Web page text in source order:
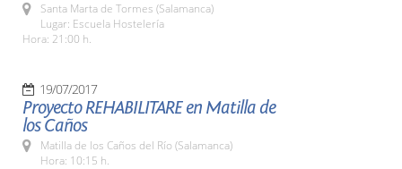
Santa Marta de Tormes (Salamanca)
Lugar: Escuela Hostelería
Hora: 21:00 h.
19/07/2017
Proyecto REHABILITARE en Matilla de
los Caños
Matilla de los Caños del Río (Salamanca)
Hora: 10:15 h.